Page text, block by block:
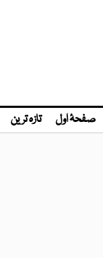
صفحۂ اول تازہ ترین